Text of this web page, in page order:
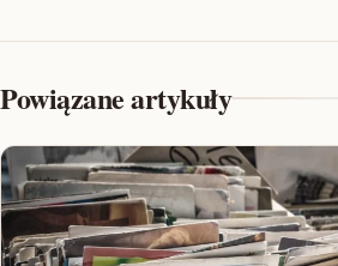
Powiązane artykuły